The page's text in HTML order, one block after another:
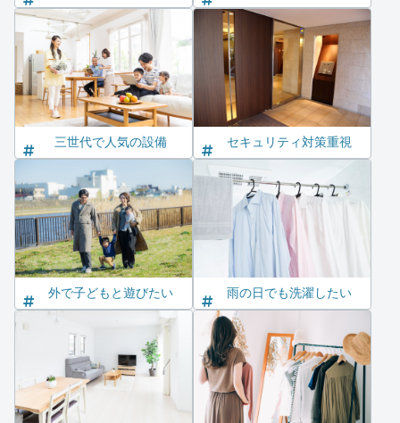
三世代で人気の設備 セキュリティ対策重視
外で子どもと遊びたい 雨の日でも洗濯したい